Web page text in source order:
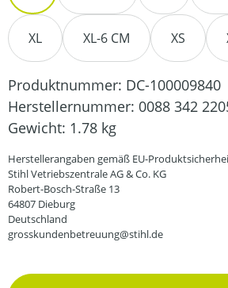
XL XL-6 CM XS
Produktnummer: DC-100009840
Herstellernummer: 0088 342
Gewicht: 1.78 kg
Herstellerangaben gemäß EU-
Stihl Vetriebszentrale AG & Co. KG
Robert-Bosch-Straße 13
64807 Dieburg
Deutschland
grosskundenbetreuung@stihl.de